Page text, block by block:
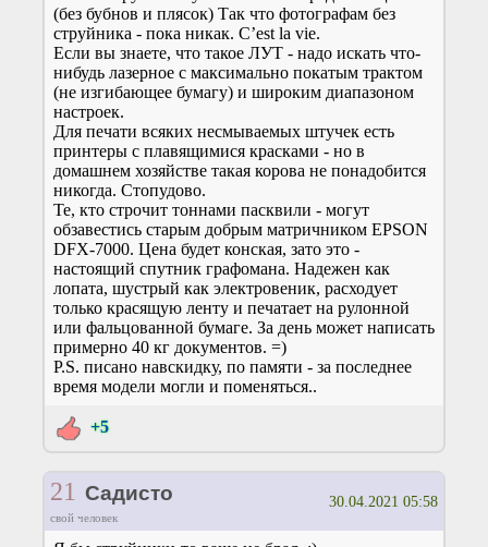
(без бубнов и плясок) Так что фотографам без
струйника - пока никак. С’est la vie.
Если вы знаете, что такое ЛУТ - надо искать что-
нибудь лазерное с максимально покатым трактом
(не изгибающее бумагу) и широким диапазоном
настроек.
Для печати всяких несмываемых штучек есть
принтеры с плавящимися красками - но в
домашнем хозяйстве такая корова не понадобится
никогда. Стопудово.
Те, кто строчит тоннами пасквили - могут
обзавестись старым добрым матричником EPSON
DFX-7000. Цена будет конская, зато это -
настоящий спутник графомана. Надежен как
лопата, шустрый как электровеник, расходует
только красящую ленту и печатает на рулонной
или фальцованной бумаге. За день может написать
примерно 40 кг документов. =)
P.S. писано навскидку, по памяти - за последнее
время модели могли и поменяться..
+5
21 Садисто
свой человек
30.04.2021 05:58